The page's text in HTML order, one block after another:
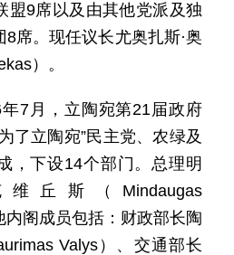
盟9席以及由其他党派及独
席。现任议长尤奥扎斯·奥
）。
年7月，立陶宛第21届政府
了立陶宛”民主党、农绿及
，下设14个部门。总理明
丘斯（Mindaugas
内阁成员包括：财政部长陶
Valys）、交通部长